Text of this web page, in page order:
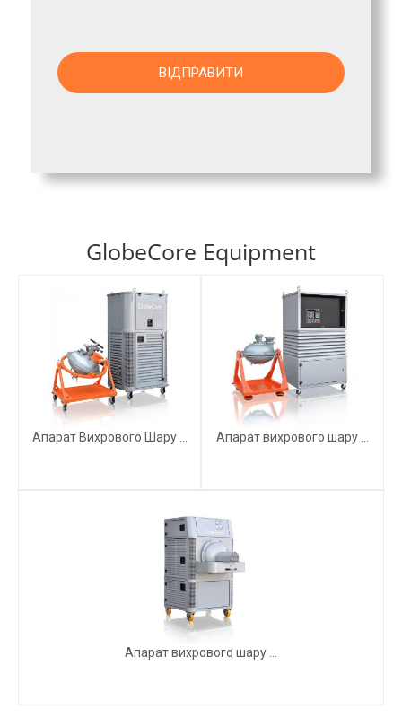
GlobeCore Equipment
Апарат Вихрового Шару ... Апарат вихрового шару ...
Апарат вихрового шару ...